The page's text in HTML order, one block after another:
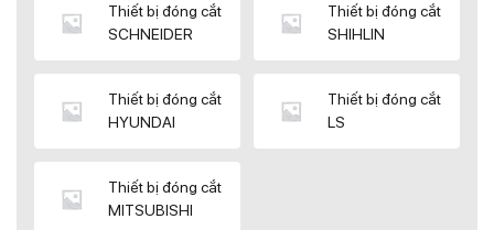
Thiết bị đóng cắt
SCHNEIDER
Thiết bị đóng cắt
SHIHLIN
Thiết bị đóng cắt
HYUNDAI
Thiết bị đóng cắt
LS
Thiết bị đóng cắt
MITSUBISHI